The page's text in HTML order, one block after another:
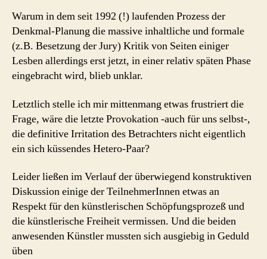
Warum in dem seit 1992 (!) laufenden Prozess der
Denkmal-Planung die massive inhaltliche und formale
(z.B. Besetzung der Jury) Kritik von Seiten einiger
Lesben allerdings erst jetzt, in einer relativ späten Phase
eingebracht wird, blieb unklar.
Letztlich stelle ich mir mittenmang etwas frustriert die
Frage, wäre die letzte Provokation -auch für uns selbst-,
die definitive Irritation des Betrachters nicht eigentlich
ein sich küssendes Hetero-Paar?
Leider ließen im Verlauf der überwiegend konstruktiven
Diskussion einige der TeilnehmerInnen etwas an
Respekt für den künstlerischen Schöpfungsprozeß und
die künstlerische Freiheit vermissen. Und die beiden
anwesenden Künstler mussten sich ausgiebig in Geduld
üben